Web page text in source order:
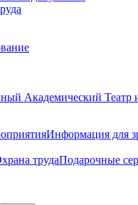
Информация для
трудаПодарочные